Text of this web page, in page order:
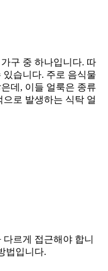
구 중 하나입니다. 따
습니다. 주로 음식물
데, 이들 얼룩은 종류
로 발생하는 식탁 얼
르게 접근해야 합니
법입니다.